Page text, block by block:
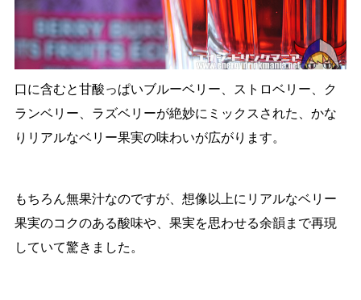
口に含むと甘酸っぱいブルーベリー、ストロベリー、ク
ランベリー、ラズベリーが絶妙にミックスされた、かな
りリアルなベリー果実の味わいが広がります。
もちろん無果汁なのですが、想像以上にリアルなベリー
果実のコクのある酸味や、果実を思わせる余韻まで再現
していて驚きました。